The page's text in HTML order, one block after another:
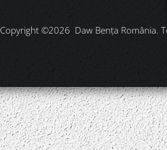
Copyright ©2026 Daw Benţa România.